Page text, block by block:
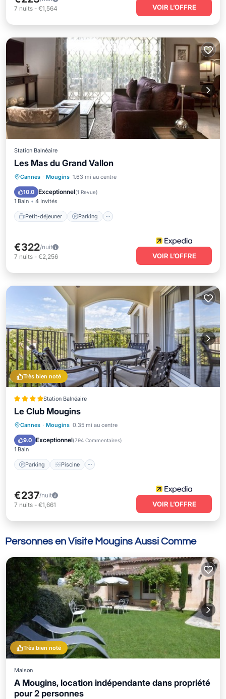
7 nuits - €1,564 VOIR L’OFFRE
Station Balnéaire
Les Mas du Grand Vallon
Cannes · Mougins 1.63 mi au centre
10.0 Exceptionnel(1 Revue)
1 Bain 4 Invités
Petit-déjeuner Parking
Petit-déjeuner Parking
Balcon/Terrasse
€322/nuit
7 nuits - €2,256 VOIR L’OFFRE
Très bien noté
Station Balnéaire
Le Club Mougins
Cannes · Mougins 0.35 mi au centre
9.0 Exceptionnel(794 Commentaires)
1 Bain
Parking Piscine
Parking Piscine
Cuisine
€237/nuit
7 nuits - €1,661 VOIR L’OFFRE
Personnes en Visite Mougins Aussi Comme
Très bien noté
Maison
A Mougins, location indépendante dans propriété
pour 2 personnes